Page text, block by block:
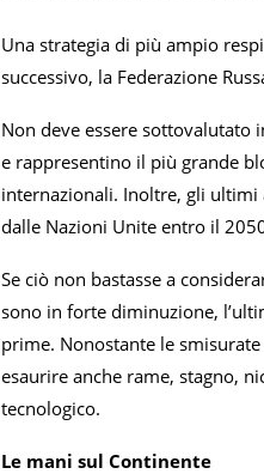
Una strategia di più ampio
successivo, la Federazione
Non deve essere sottovalutato
e rappresentino il più grande
internazionali. Inoltre, gli ultimi
dalle Nazioni Unite entro il
Se ciò non bastasse a
sono in forte diminuzione,
prime. Nonostante le
esaurire anche rame, stagno,
tecnologico.
Le mani sul Continente